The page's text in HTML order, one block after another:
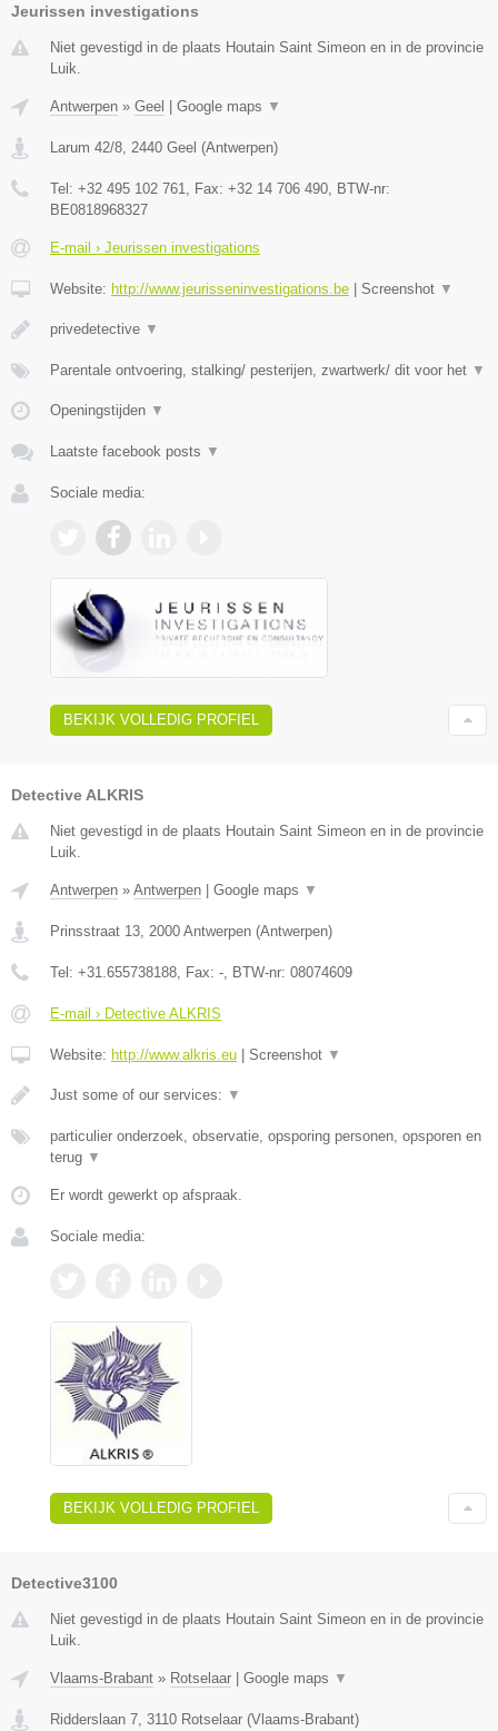
Jeurissen investigations
Niet gevestigd in de plaats Houtain Saint Simeon en in de provincie
Luik.
Antwerpen » Geel | Google maps ▼
Larum 42/8 2440 Geel (Antwerpen)
Tel: +32 495 102 761 , Fax: +32 14 706 490 , BTW-nr:
BE0818968327
E-mail › Jeurissen investigations
Website: http://www.jeurisseninvestigations.be | Screenshot ▼
privedetective ▼
Parentale ontvoering, stalking/ pesterijen, zwartwerk/ dit voor het ▼
Openingstijden ▼
Laatste facebook posts ▼
Sociale media:
BEKIJK VOLLEDIG PROFIEL
Detective ALKRIS
Niet gevestigd in de plaats Houtain Saint Simeon en in de provincie
Luik.
Antwerpen » Antwerpen Google maps ▼
Prinsstraat 13 2000 Antwerpen (Antwerpen)
Tel: +31.655738188 , Fax: - , BTW-nr: 08074609
E-mail › Detective ALKRIS
Website: http://www.alkris.eu Screenshot ▼
Just some of our services: ▼
particulier onderzoek, observatie, opsporing personen, opsporen en
terug ▼
Er wordt gewerkt op afspraak.
Sociale media:
BEKIJK VOLLEDIG PROFIEL
Detective3100
Niet gevestigd in de plaats Houtain Saint Simeon en in de provincie
Luik.
Vlaams-Brabant » Rotselaar Google maps ▼
Ridderslaan 7 3110 Rotselaar (Vlaams-Brabant)